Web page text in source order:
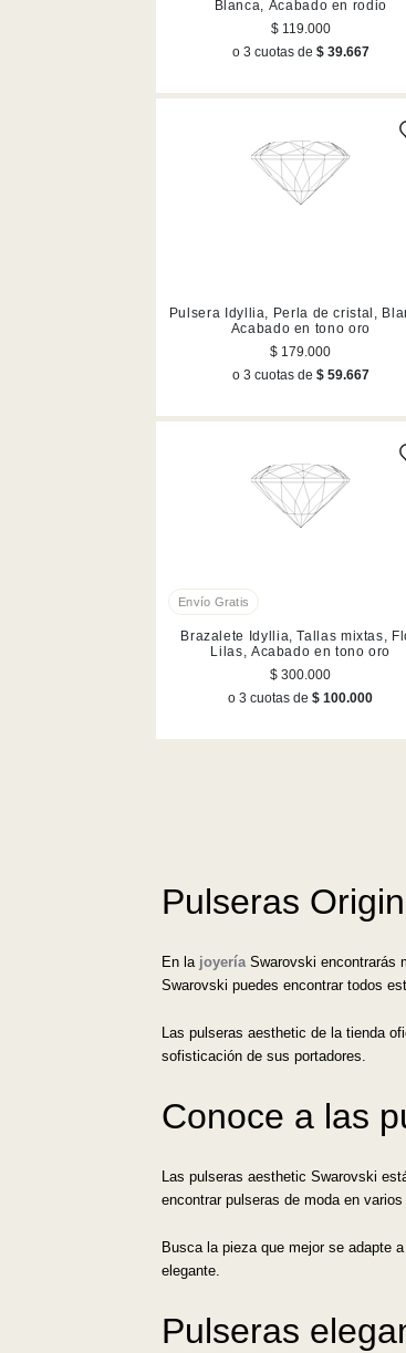
Blanca, Acabado en rodio
$ 119.000
o 3 cuotas de $ 39.667
Pulsera Idyllia, Perla de cristal,
Acabado en tono oro
$ 179.000
o 3 cuotas de $ 59.667
Brazalete Idyllia, Tallas mixtas,
Lilas, Acabado en tono oro
$ 300.000
o 3 cuotas de$ 100.000
Pulseras
En la joyeríaSwarovski encontrarás
Swarovski puedes encontrar todos
Las pulseras aesthetic de la tienda
sofisticación de sus portadores.
Conoce a las
Las pulseras aesthetic Swarovski
encontrar pulseras de moda en
Busca la pieza que mejor se adapte
elegante.
Pulseras